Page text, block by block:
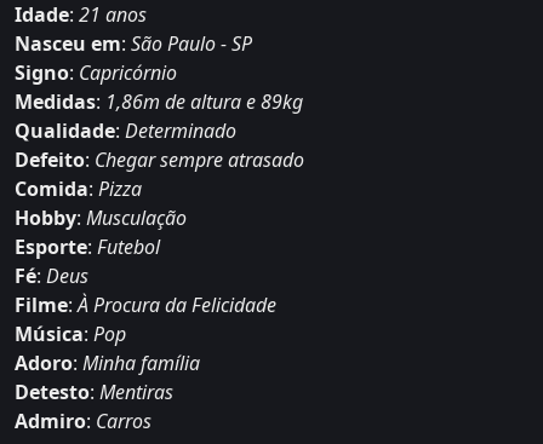
Idade: 21 anos
Nasceu em: São Paulo - SP
Signo: Capricórnio
Medidas: 1,86m de altura e 89kg
Qualidade: Determinado
Defeito: Chegar sempre atrasado
Comida: Pizza
Hobby: Musculação
Esporte: Futebol
Fé: Deus
Filme:À Procura da Felicidade
Música: Pop
Adoro: Minha família
Detesto: Mentiras
Admiro: Carros